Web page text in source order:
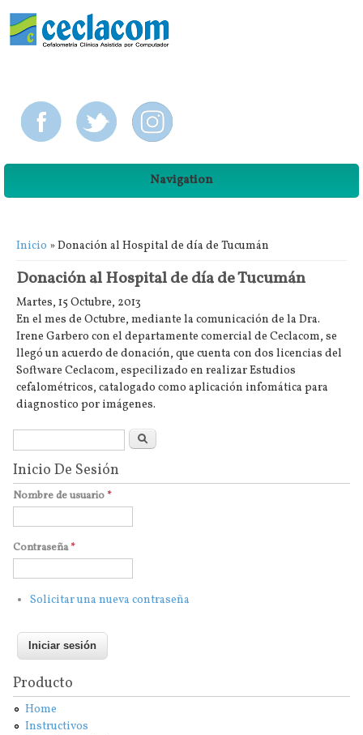
Navigation
Usted está aquí
Inicio » Donación al Hospital de día de Tucumán
Donación al Hospital de día de Tucumán
Martes, 15 Octubre, 2013
En el mes de Octubre, mediante la comunicación de la Dra.
Irene Garbero con el departamente comercial de Ceclacom, se
llegó un acuerdo de donación, que cuenta con dos licencias del
Software Ceclacom, especilizado en realizar Estudios
cefalométricos, catalogado como aplicación infomática para
diagnostico por imágenes.
Formulario de búsqueda
Buscar
Inicio De Sesión
Nombre de usuario *
Contraseña*
Solicitar una nueva contraseña
Producto
Home
Instructivos